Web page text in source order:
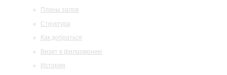
Планы залов
Структура
Как добраться
Визит в филармонию
История